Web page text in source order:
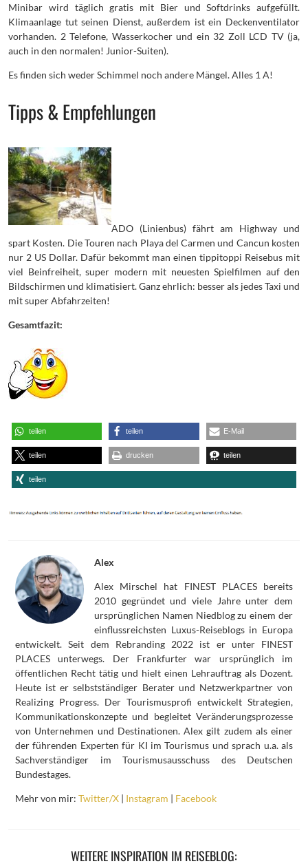
Minibar wird täglich gratis mit Bier und Softdrinks aufgefüllt.
Klimaanlage tut seinen Dienst, außerdem ist ein Deckenventilator
vorhanden. 2 Telefone, Wasserkocher und ein 32 Zoll LCD TV (ja,
auch in den normalen! Junior-Suiten).
Es finden sich weder Schimmel noch andere Mängel. Alles 1 A!
Tipps & Empfehlungen
ADO (Linienbus) fährt am Highway und
spart Kosten. Die Touren nach Playa del Carmen und Cancun kosten
nur 2 US Dollar. Dafür bekommt man einen tippitoppi Reisebus mit
viel Beinfreiheit, super modern mit neuesten Spielfilmen auf den
Bildschirmen und klimatisiert. Ganz ehrlich: besser als jedes Taxi und
mit super Abfahrzeiten!
Gesamtfazit:
teilen teilen E-Mail
teilen drucken teilen
teilen
Alex
Alex Mirschel hat FINEST PLACES bereits
2010 gegründet und viele Jahre unter dem
ursprünglichen Namen Niedblog zu einem der
einflussreichsten Luxus-Reiseblogs in Europa
entwickelt. Seit dem Rebranding 2022 ist er unter FINEST
PLACES unterwegs. Der Frankfurter war ursprünglich im
öffentlichen Recht tätig und hielt einen Lehrauftrag als Dozent.
Heute ist er selbstständiger Berater und Netzwerkpartner von
Realizing Progress. Der Tourismusprofi entwickelt Strategien,
Kommunikationskonzepte und begleitet Veränderungsprozesse
von Unternehmen und Destinationen. Alex gilt zudem als einer
der führenden Experten für KI im Tourismus und sprach u.a. als
Sachverständiger im Tourismusausschuss des Deutschen
Bundestages.
Mehr von mir: Twitter/X | Instagram | Facebook
WEITERE INSPIRATION IM REISEBLOG: